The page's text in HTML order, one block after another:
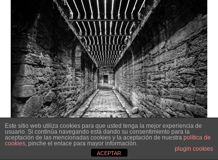
Este sitio web utiliza cookies para que usted tenga la mejor experiencia de
usuario. Si continúa navegando está dando su consentimiento para la
aceptación de las mencionadas cookies y la aceptación de nuestra política de
cookies, pinche el enlace para mayor información.
plugin cookies
ACEPTAR